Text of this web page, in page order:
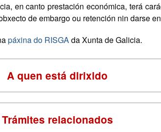
en canto prestación económica, terá
de embargo ou retención nin darse
páxina do RISGAda Xunta de Galicia.
A quen está dirixido
Trámites relacionados